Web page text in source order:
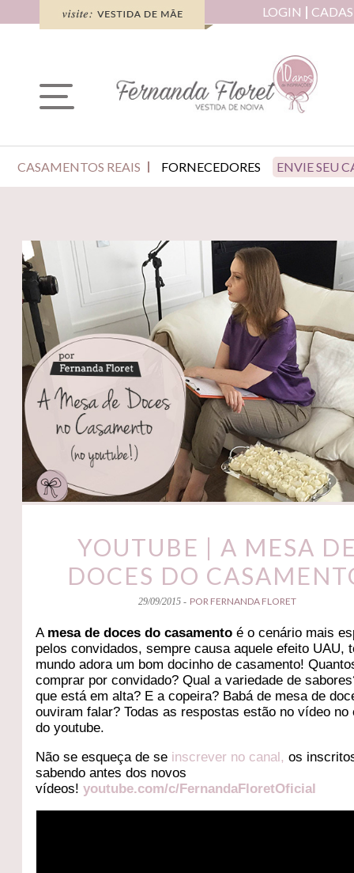
LOGIN
CASAMENTOS REAIS FORNECEDORES ENVIE SEU
YOUTUBE | A MESA
DOCES DO
29/09/2015 - POR FERNANDA FLORET
A mesa de doces do casamento é o cenário mais
pelos convidados, sempre causa aquele efeito UAU,
mundo adora um bom docinho de casamento!
comprar por convidado? Qual a variedade de
que está em alta? E a copeira? Babá de mesa de
ouviram falar? Todas as respostas estão no vídeo no
do youtube.
Não se esqueça de se inscrever no canal, os
sabendo antes dos novos
vídeos!youtube.com/c/FernandaFloretOficial